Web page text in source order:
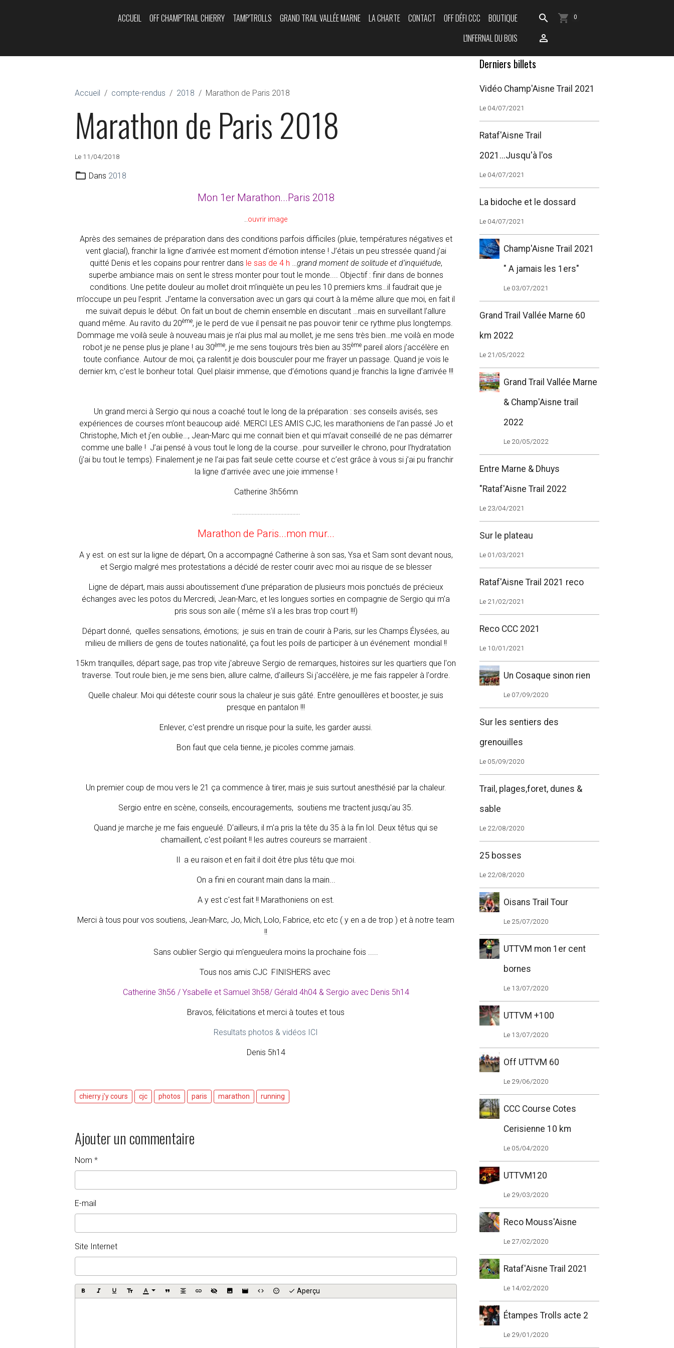
ACCUEIL OFF CHAMP'TRAIL CHIERRY TAMP'TROLLS GRAND TRAIL VALLÉE MARNE LA CHARTE CONTACT OFF DÉFI CCC
BOUTIQUE
L'INFERNAL DU BOIS
0
Accueil compte-rendus 2018 Marathon de Paris 2018
Marathon de Paris 2018
Le 11/04/2018
Dans 2018
Mon 1er Marathon...Paris 2018
. ouvrir image
Après des semaines de préparation dans des conditions parfois difficiles (pluie, températures négatives et
vent glacial), franchir la ligne d’arrivée est moment d’émotion intense ! J’étais un peu stressée quand j’ai
quitté Denis et les copains pour rentrer dans le sas de 4 h …grand moment de solitude et d’inquiétude,
superbe ambiance mais on sent le stress monter pour tout le monde.... Objectif : finir dans de bonnes
conditions. Une petite douleur au mollet droit m’inquiète un peu les 10 premiers kms…il faudrait que je
m’occupe un peu l’esprit. J’entame la conversation avec un gars qui court à la même allure que moi, en fait il
me suivait depuis le début. On fait un bout de chemin ensemble en discutant …mais en surveillant l’allure
quand même. Au ravito du 20ème, je le perd de vue il pensait ne pas pouvoir tenir ce rythme plus longtemps.
Dommage me voilà seule à nouveau mais je n’ai plus mal au mollet, je me sens très bien…me voilà en mode
robot je ne pense plus je plane ! au 30ème, je me sens toujours très bien au 35ème pareil alors j’accélère en
toute confiance. Autour de moi, ça ralentit je dois bousculer pour me frayer un passage. Quand je vois le
dernier km, c’est le bonheur total. Quel plaisir immense, que d’émotions quand je franchis la ligne d’arrivée !!!
Un grand merci à Sergio qui nous a coaché tout le long de la préparation : ses conseils avisés, ses
expériences de courses m’ont beaucoup aidé. MERCI LES AMIS CJC, les marathoniens de l’an passé Jo et
Christophe, Mich et j’en oublie…, Jean-Marc qui me connait bien et qui m’avait conseillé de ne pas démarrer
comme une balle ! J’ai pensé à vous tout le long de la course…pour surveiller le chrono, pour l’hydratation
(j’ai bu tout le temps). Finalement je ne l’ai pas fait seule cette course et c’est grâce à vous si j’ai pu franchir
la ligne d’arrivée avec une joie immense !
Catherine 3h56mn
Marathon de Paris...mon mur...
A y est. on est sur la ligne de départ, On a accompagné Catherine à son sas, Ysa et Sam sont devant nous,
et Sergio malgré mes protestations a décidé de rester courir avec moi au risque de se blesser
Ligne de départ, mais aussi aboutissement d'une préparation de plusieurs mois ponctués de précieux
échanges avec les potos du Mercredi, Jean-Marc, et les longues sorties en compagnie de Sergio qui m'a
pris sous son aile ( même s'il a les bras trop court !!!)
Départ donné, quelles sensations, émotions; je suis en train de courir à Paris, sur les Champs Élysées, au
milieu de milliers de gens de toutes nationalité, ça fout les poils de participer à un événement mondial !!
15km tranquilles, départ sage, pas trop vite j'abreuve Sergio de remarques, histoires sur les quartiers que l'on
traverse. Tout roule bien, je me sens bien, allure calme, d'ailleurs Si j'accélère, je me fais rappeler à l'ordre.
Quelle chaleur. Moi qui déteste courir sous la chaleur je suis gâté. Entre genouillères et booster, je suis
presque en pantalon !!!
Enlever, c'est prendre un risque pour la suite, les garder aussi.
Bon faut que cela tienne, je picoles comme jamais.
Un premier coup de mou vers le 21 ça commence à tirer, mais je suis surtout anesthésié par la chaleur.
Sergio entre en scène, conseils, encouragements, soutiens me tractent jusqu'au 35.
Quand je marche je me fais engueulé. D'ailleurs, il m'a pris la tête du 35 à la fin lol. Deux têtus qui se
chamaillent, c'est poilant !! les autres coureurs se marraient .
Il a eu raison et en fait il doit être plus têtu que moi.
On a fini en courant main dans la main...
A y est c'est fait !! Marathoniens on est.
Merci à tous pour vos soutiens, Jean-Marc, Jo, Mich, Lolo, Fabrice, etc etc ( y en a de trop ) et à notre team
!!
Sans oublier Sergio qui m'engueulera moins la prochaine fois .....
Tous nos amis CJC FINISHERS avec
Catherine 3h56 / Ysabelle et Samuel 3h58/ Gérald 4h04 & Sergio avec Denis 5h14
Bravos, félicitations et merci à toutes et tous
Resultats photos & vidéos ICI
Denis 5h14
chierry j'y cours cjc photos paris marathon running
Ajouter un commentaire
Nom
E-mail
Site Internet
Aperçu
Derniers billets
Vidéo Champ'Aisne Trail 2021
Le 04/07/2021
Rataf'Aisne Trail
2021...Jusqu'à l'os
Le 04/07/2021
La bidoche et le dossard
Le 04/07/2021
Champ'Aisne Trail 2021
" A jamais les 1ers"
Le 03/07/2021
Grand Trail Vallée Marne 60
km 2022
Le 21/05/2022
Grand Trail Vallée Marne
& Champ'Aisne trail
2022
Le 20/05/2022
Entre Marne & Dhuys
"Rataf'Aisne Trail 2022
Le 23/04/2021
Sur le plateau
Le 01/03/2021
Rataf'Aisne Trail 2021 reco
Le 21/02/2021
Reco CCC 2021
Le 10/01/2021
Un Cosaque sinon rien
Le 07/09/2020
Sur les sentiers des
grenouilles
Le 05/09/2020
Trail, plages,foret, dunes &
sable
Le 22/08/2020
25 bosses
Le 22/08/2020
Oisans Trail Tour
Le 25/07/2020
UTTVM mon 1er cent
bornes
Le 13/07/2020
UTTVM +100
Le 13/07/2020
Off UTTVM 60
Le 29/06/2020
CCC Course Cotes
Cerisienne 10 km
Le 05/04/2020
UTTVM120
Le 29/03/2020
Reco Mouss'Aisne
Le 27/02/2020
Rataf'Aisne Trail 2021
Le 14/02/2020
Étampes Trolls acte 2
Le 29/01/2020